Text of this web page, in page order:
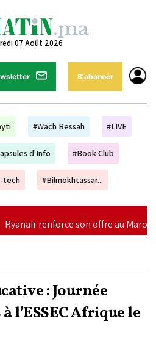
07 Août 2026
S'abonner
#Wach Bessah #LIVE
d'Info #Book Club
tech #Bilmokhtassar...
17 nouvelles lignes pour l'hiver
: Journée
l’ESSEC Afrique le